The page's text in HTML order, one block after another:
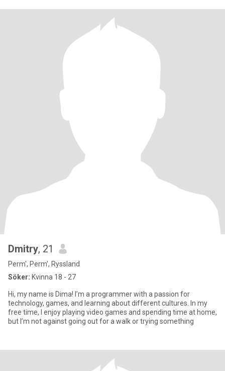
Dmitry, 21
Perm', Perm', Ryssland
Söker: Kvinna 18 - 27
Hi, my name is Dima! I’m a programmer with a passion for
technology, games, and learning about different cultures. In my
free time, I enjoy playing video games and spending time at home,
but I’m not against going out for a walk or trying something